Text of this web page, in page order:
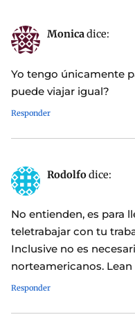
Monicadice:
Yo tengo únicamente
puede viajar igual?
Responder
Rodolfodice:
No entienden, es para
teletrabajar con tu
Inclusive no es
norteamericanos. Lean
Responder